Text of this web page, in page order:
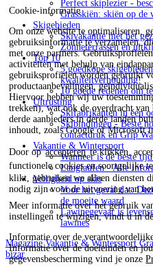
Cookie-informatie
Om onze website te optimaliseren,
gebruiksinformatie te verzamelen,
met onze partners.
activiteiten met behulp van
gebruiksprofielen worden gebruikt
productaanbevelingen,
Hiervoor hebben wij uw
trekken), wat ook de overdracht van
derde aanbieders in derde landen
inhoudt, zoals Google of Microsoft
Door opaccepterente klikken,
functionele cookies en soortgelijke
klikt, gebruiken we alleen diensten
nodig zijn voor de uitvoering van
Meer informatie over het gebruik
instellingen te wijzigen, vindt u in
Informatie over de
Informatie over de doeleinden en
gegevensbescherming vind je onze
Perfect skiplezier -
Grasskiën: skiën op de
Skigebieden
Skivakantie met het
Zonneterrassen en
Top 10
5 goedkope
kwaliteitverhouding!
10 goede redenen om
Uitrusting
Skifabrikanten in één
Skibindingen - Beste
contactdruk en Grip
Vakantie & Wintersport
Wanneer is de beste
Langlaufen - Alle
Veiligheid op skis
Voor het geval dat:
de moeite waard
Lawinegevaar is
lawines
MagazineVakantie & Wintersport
bizar